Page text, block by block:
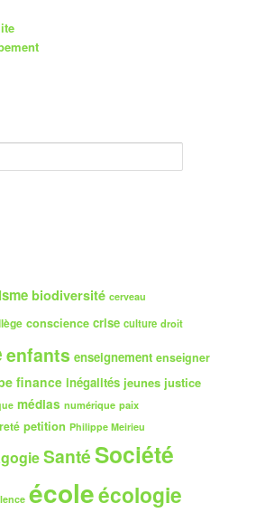
biodiversité cerveau
conscience crise culture droit
enfants enseignement enseigner
finance inégalités jeunes justice
médias numérique paix
petition Philippe Meirieu
SantéSociété
écoleécologie